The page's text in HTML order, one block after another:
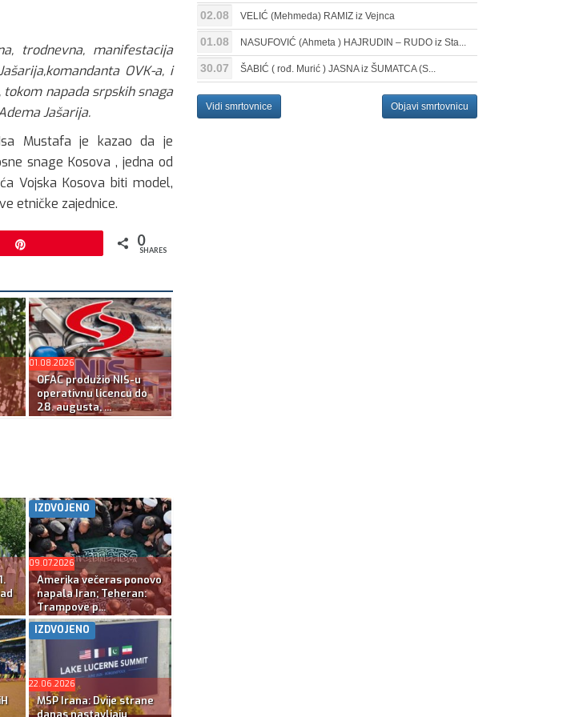
trodnevna, manifestacija
OVK-a, i
tokom napada srpskih snaga
Jašarija.
Mustafa je kazao da je
snage Kosova , jedna od
Vojska Kosova biti model,
etničke zajednice.
0
SHARES
01.08.2026
OFAC produžio NIS-u
operativnu licencu do
28. augusta, ...
IZDVOJENO
09.07.2026
Amerika večeras ponovo
napala Iran; Teheran:
Trampove p...
IZDVOJENO
22.06.2026
MSP Irana: Dvije strane
02.08 VELIĆ (Mehmeda) RAMIZ iz Vejnca
01.08 NASUFOVIĆ (Ahmeta ) HAJRUDIN – RUDO iz Sta...
30.07 ŠABIĆ ( rođ. Murić ) JASNA iz ŠUMATCA (S...
Vidi smrtovnice Objavi smrtovnicu